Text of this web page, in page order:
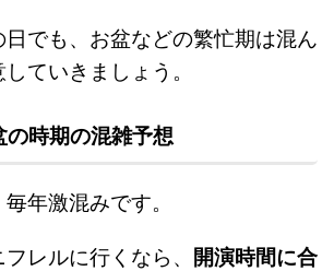
でも、お盆などの繁忙期は混ん
ていきましょう。
の時期の混雑予想
年激混みです。
レルに行くなら、
開演時間に合